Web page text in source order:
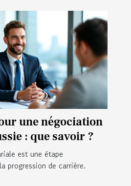
une négociation
: que savoir ?
est une étape
progression de carrière.